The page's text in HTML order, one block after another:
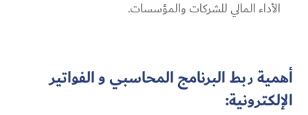
الأداء المالي للشركات والمؤسسات.
أهمية ربط البرنامج المحاسبي و الفواتير
الإلكترونية: